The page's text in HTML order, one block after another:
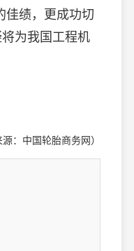
佳绩，更成功切
为我国工程机
源：中国轮胎商务网）